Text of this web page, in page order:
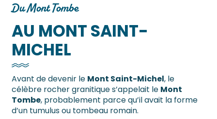
Du Mont Tombe
AU MONT SAINT-
MICHEL
Avant de devenir le Mont Saint-Michel, le
célèbre rocher granitique s’appelait le Mont
Tombe, probablement parce qu’il avait la forme
d’un tumulus ou tombeau romain.